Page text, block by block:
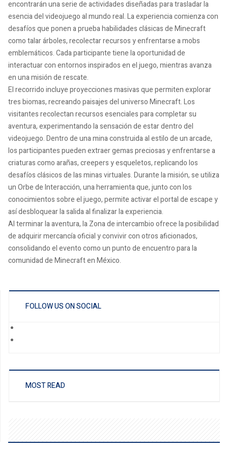
encontrarán una serie de actividades diseñadas para trasladar la
esencia del videojuego al mundo real. La experiencia comienza con
desafíos que ponen a prueba habilidades clásicas de Minecraft
como talar árboles, recolectar recursos y enfrentarse a mobs
emblemáticos. Cada participante tiene la oportunidad de
interactuar con entornos inspirados en el juego, mientras avanza
en una misión de rescate.
El recorrido incluye proyecciones masivas que permiten explorar
tres biomas, recreando paisajes del universo Minecraft. Los
visitantes recolectan recursos esenciales para completar su
aventura, experimentando la sensación de estar dentro del
videojuego. Dentro de una mina construida al estilo de un arcade,
los participantes pueden extraer gemas preciosas y enfrentarse a
criaturas como arañas, creepers y esqueletos, replicando los
desafíos clásicos de las minas virtuales. Durante la misión, se utiliza
un Orbe de Interacción, una herramienta que, junto con los
conocimientos sobre el juego, permite activar el portal de escape y
así desbloquear la salida al finalizar la experiencia.
Al terminar la aventura, la Zona de intercambio ofrece la posibilidad
de adquirir mercancía oficial y convivir con otros aficionados,
consolidando el evento como un punto de encuentro para la
comunidad de Minecraft en México.
FOLLOW US ON SOCIAL
MOST READ